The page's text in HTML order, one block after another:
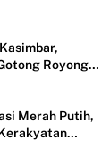
Royong
dari Desa
Merah Putih,